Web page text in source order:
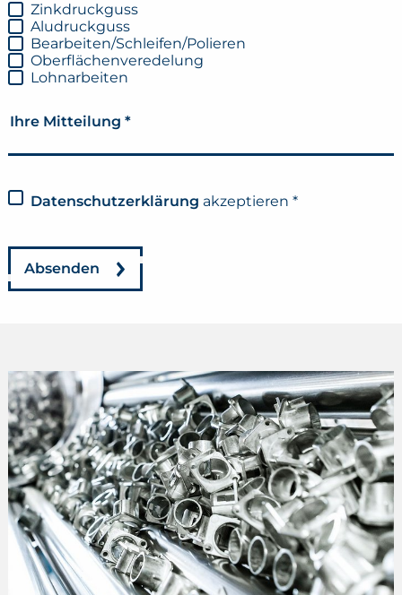
Zinkdruckguss
Aludruckguss
Bearbeiten/Schleifen/Polieren
Oberflächenveredelung
Lohnarbeiten
Ihre Mitteilung *
Datenschutzerklärung akzeptieren *
Absenden